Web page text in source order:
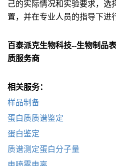
己的实际情况和实验要求，选
置，并在专业人员的指导下进
百泰派克生物科技--生物制品
质服务商
相关服务：
样品制备
蛋白质质谱鉴定
蛋白鉴定
质谱测定蛋白分子量